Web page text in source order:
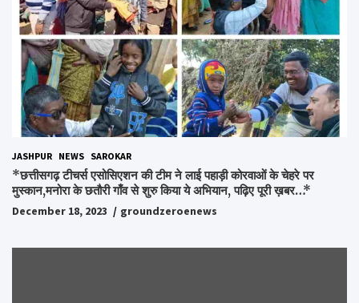
JASHPUR NEWS SAROKAR
*छत्तीसगढ़ टीचर्स एसोसिएशन की टीम ने लाई पहाड़ी कोरवाओं के चेहरे पर
मुस्कान,मनोरा के छतौरी गाँव से शुरु किया ये अभियान, पढ़िए पूरी ख़बर…*
December 18, 2023 groundzeroenews